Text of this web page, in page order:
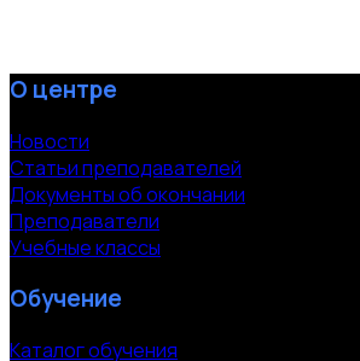
О центре
Новости
Статьи преподавателей
Документы об окончании
Преподаватели
Учебные классы
Обучение
Каталог обучения